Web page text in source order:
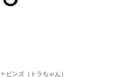
ピンズ（トラちゃん）